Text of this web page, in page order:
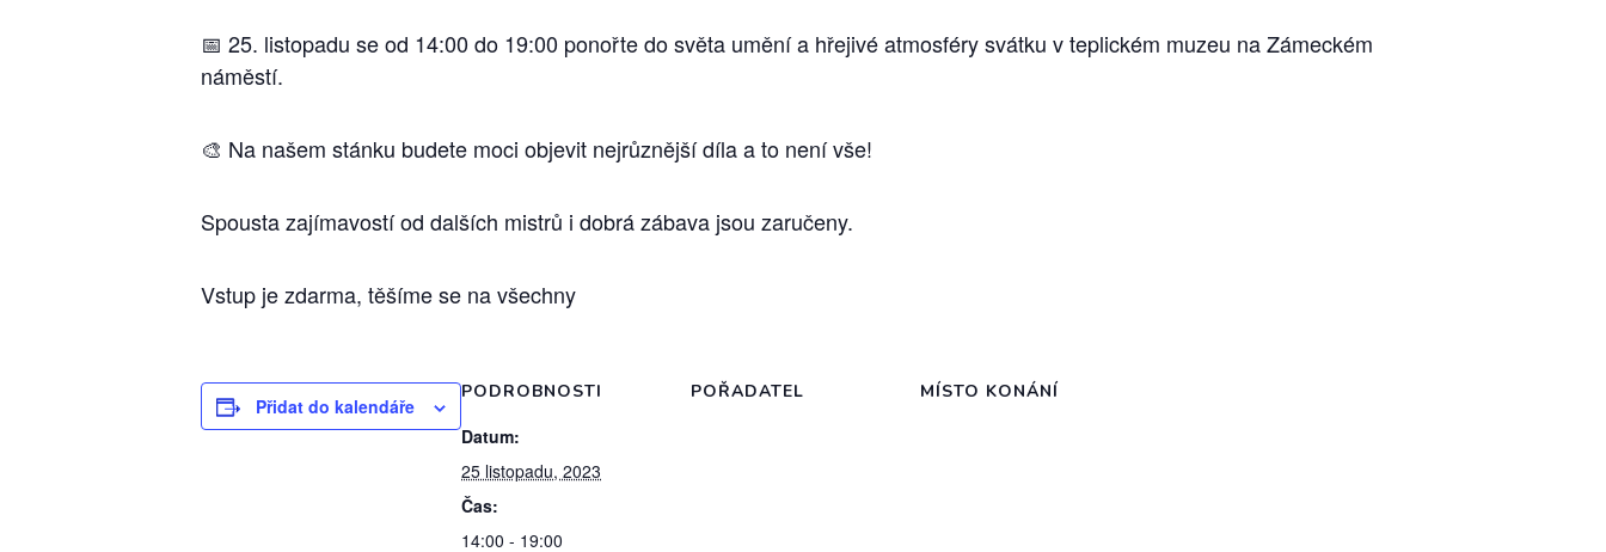
📅 25. listopadu se od 14:00 do 19:00 ponořte do světa umění a hřejivé atmosféry svátku v teplickém muzeu na Zámeckém
náměstí.
🎨 Na našem stánku budete moci objevit nejrůznější díla a to není vše!
Spousta zajímavostí od dalších mistrů i dobrá zábava jsou zaručeny.
Vstup je zdarma, těšíme se na všechny
Přidat do kalendáře
PODROBNOSTI
Datum:
25 listopadu, 2023
Čas:
14:00 - 19:00
POŘADATEL MÍSTO KONÁNÍ